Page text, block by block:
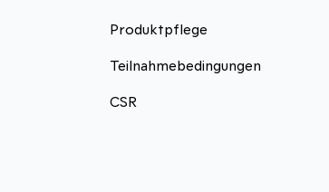
Produktpflege
Teilnahmebedingungen
CSR